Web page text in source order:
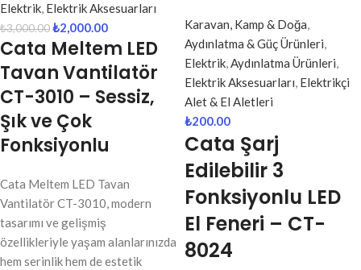
Elektrik, Elektrik Aksesuarları
₺3,000.00₺2,000.00
Cata Meltem LED
Tavan Vantilatör
CT-3010 – Sessiz,
Şık ve Çok
Fonksiyonlu
Cata Meltem LED Tavan
Vantilatör CT-3010, modern
tasarımı ve gelişmiş
özellikleriyle yaşam alanlarınızda
hem serinlik hem de estetik
Karavan, Kamp & Doğa,
Aydınlatma & Güç Ürünleri,
Elektrik,Aydınlatma Ürünleri,
Elektrik Aksesuarları, Elektrikçi
Alet & El Aletleri
₺200.00
Cata Şarj
Edilebilir 3
Fonksiyonlu LED
El Feneri – CT-
8024